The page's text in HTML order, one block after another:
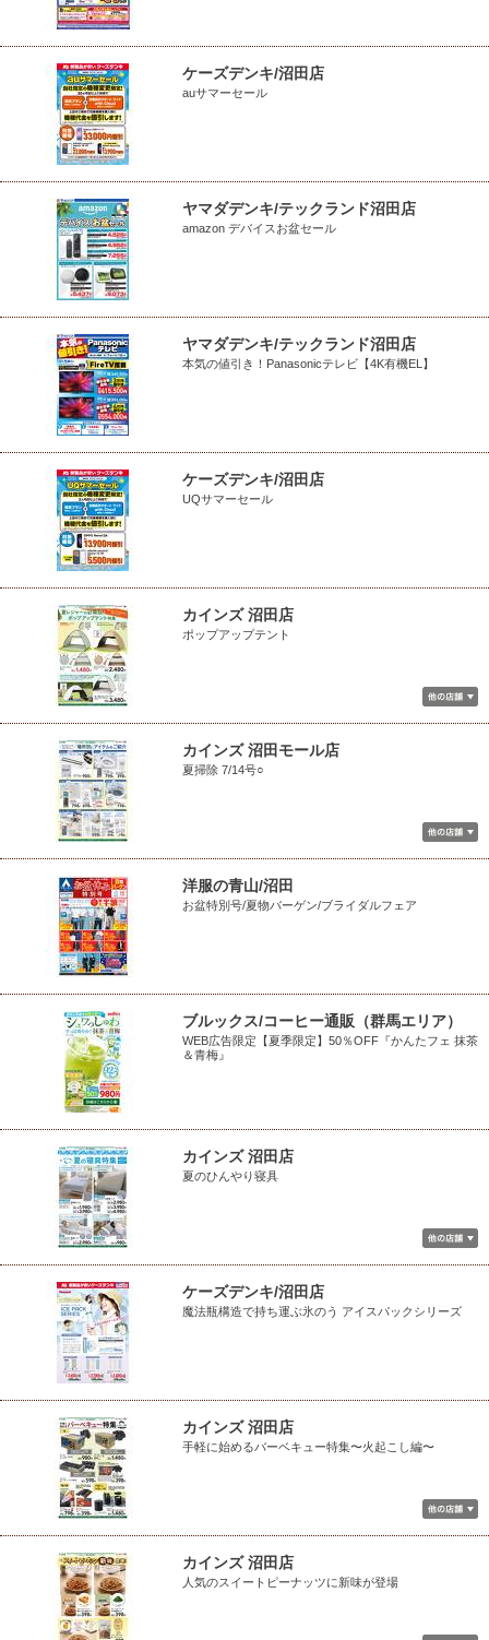
ケーズデンキ/沼田店
auサマーセール
ヤマダデンキ/テックランド沼田店
amazon デバイスお盆セール
ヤマダデンキ/テックランド沼田店
本気の値引き！Panasonicテレビ【4K有機EL】
ケーズデンキ/沼田店
UQサマーセール
カインズ 沼田店
ポップアップテント
カインズ 沼田モール店
夏掃除 7/14号○
洋服の青山/沼田
お盆特別号/夏物バーゲン/ブライダルフェア
ブルックス/コーヒー通販（群馬エリア）
WEB広告限定【夏季限定】50％OFF『かんたフェ 抹茶
＆青梅』
カインズ 沼田店
夏のひんやり寝具
ケーズデンキ/沼田店
魔法瓶構造で持ち運ぶ氷のう アイスパックシリーズ
カインズ 沼田店
手軽に始めるバーベキュー特集〜火起こし編〜
カインズ 沼田店
人気のスイートピーナッツに新味が登場